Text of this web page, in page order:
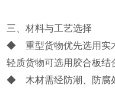
三、材料与工艺选择
◆ 重型货物优先选用实
轻质货物可选用胶合板结
◆ 木材需经防潮、防腐